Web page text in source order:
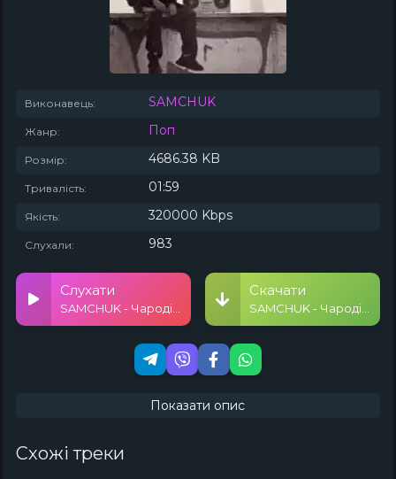
Виконавець: SAMCHUK
Жанр: Поп
Розмір: 4686.38 KB
Тривалість: 01:59
Якість: 320000 Kbps
Слухали: 983
Слухати Скачати
Показати опис
Схожі треки